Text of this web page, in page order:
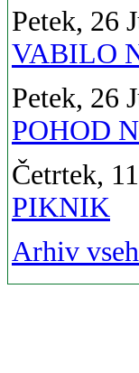
Petek, 26
VABILO
Petek, 26
POHOD
Četrtek,
PIKNIK
Arhiv